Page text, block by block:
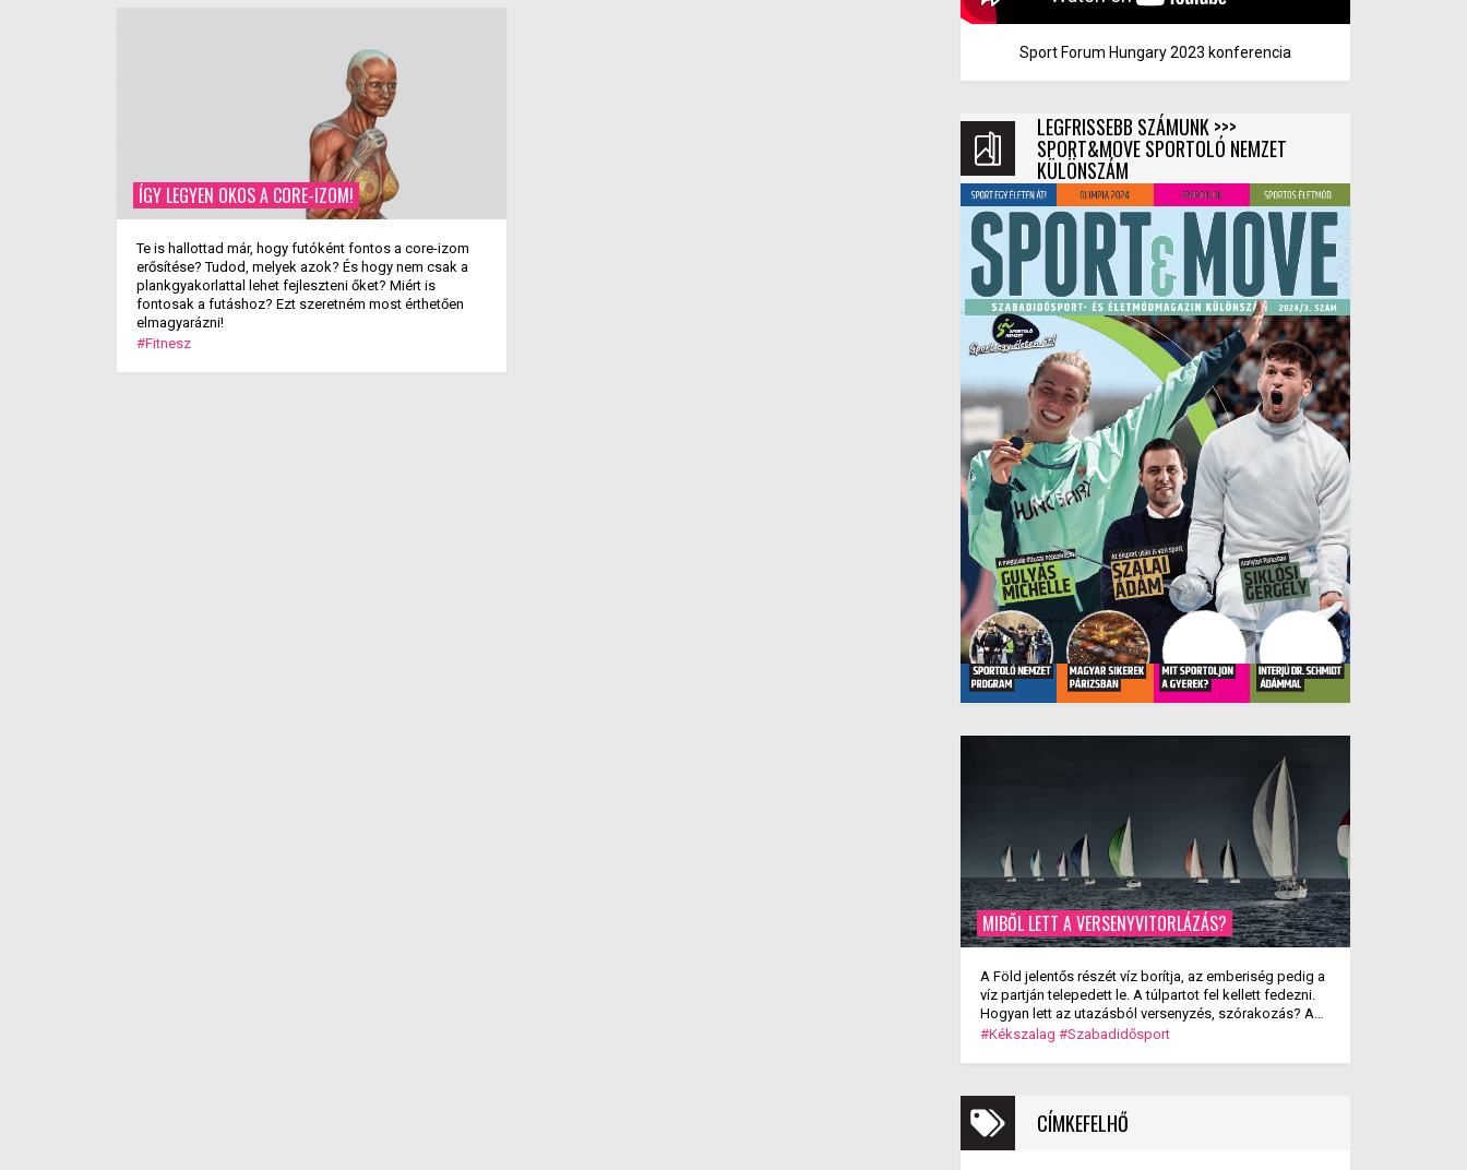
ÍGY LEGYEN OKOS A CORE-IZOM!
Te is hallottad már, hogy futóként fontos a core-izom
erősítése? Tudod, melyek azok? És hogy nem csak a
plankgyakorlattal lehet fejleszteni őket? Miért is
fontosak a futáshoz? Ezt szeretném most érthetően
elmagyarázni!
#Fitnesz
Sport Forum Hungary 2023 konferencia
LEGFRISSEBB SZÁMUNK >>>
SPORT&MOVE SPORTOLÓ NEMZET
KÜLÖNSZÁM
MIBŐL LETT A VERSENYVITORLÁZÁS?
A Föld jelentős részét víz borítja, az emberiség pedig a
víz partján telepedett le. A túlpartot fel kellett fedezni.
Hogyan lett az utazásból versenyzés, szórakozás? A
versenyvitorlázás kialakulása.
#Kékszalag #Szabadidősport
CÍMKEFELHŐ